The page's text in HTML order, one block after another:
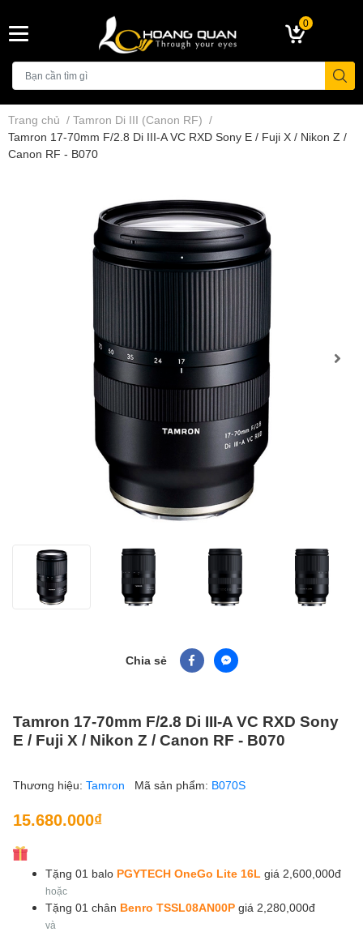
0
Trang chủ / Tamron Di III (Canon RF) /
Tamron 17-70mm F/2.8 Di III-A VC RXD Sony E / Fuji X / Nikon Z /
Canon RF - B070
Chia sẻ
Tamron 17-70mm F/2.8 Di III-A VC RXD Sony
E / Fuji X / Nikon Z / Canon RF - B070
Thương hiệu: Tamron Mã sản phẩm: B070S
15.680.000₫
Tặng 01 balo PGYTECH OneGo Lite 16L giá 2,600,000đ
hoặc
Tặng 01 chân Benro TSSL08AN00P giá 2,280,000đ
và